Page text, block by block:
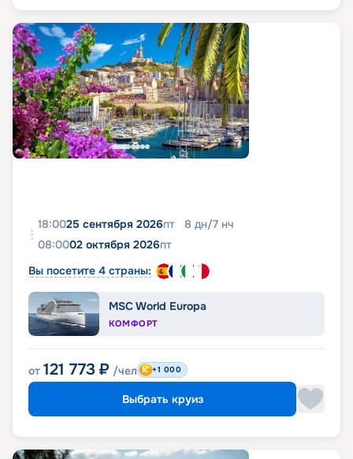
18:0025 сентября 2026пт 8 дн/7 нч
08:0002 октября 2026пт
Вы посетите 4 страны:
MSC World Europa
КОМФОРТ
от 121 773 ₽ /чел +1 000
Выбрать круиз